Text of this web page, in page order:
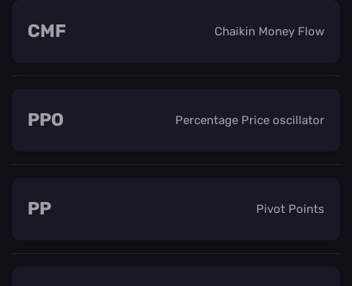
Chaikin Money Flow
CMF
Percentage Price oscillator
PPO
Pivot Points
PP